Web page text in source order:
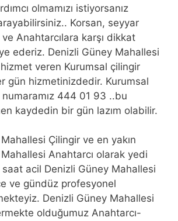
olmamızı istiyorsanız
Korsan, seyyar
Anahtarcılara karşı dikkat
ederiz. Denizli Güney Mahallesi
veren Kurumsal çilingir
gün hizmetinizdedir. Kurumsal
444 01 93 ..bu
kaydedin bir gün lazım olabilir.
Çilingir ve en yakın
Anahtarcı olarak yedi
acil Denizli Güney Mahallesi
ve gündüz profesyonel
Denizli Güney Mahallesi
olduğumuz Anahtarcı-